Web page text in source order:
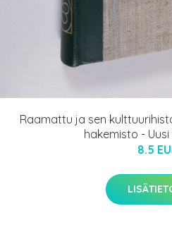
Raamattu ja sen
hakemisto -
8.5